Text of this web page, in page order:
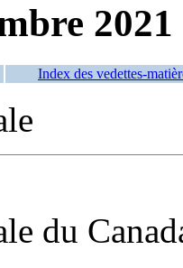
2021
Index des vedettes-
du